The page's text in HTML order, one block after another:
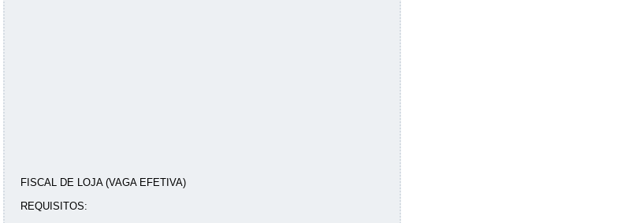
FISCAL DE LOJA (VAGA EFETIVA)
REQUISITOS: